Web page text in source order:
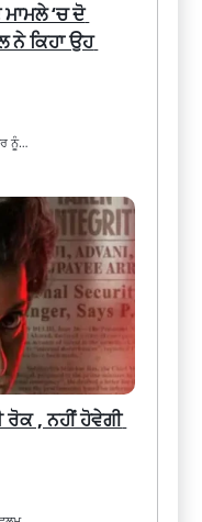
‘ਚ ਦੋ
ਨੇ ਕਿਹਾ ਉਹ
ਨੂੰ…
, ਨਹੀਂ ਹੋਵੇਗੀ